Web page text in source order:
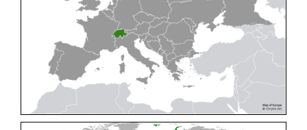
(Linnaeus, 1761)
Tournier, 1879
(Fabricius, 1794)
Cleptes triestensisMóczár, 2000
[E]
Elampus albipennis
Elampus ambiguusDahlbom, 1845